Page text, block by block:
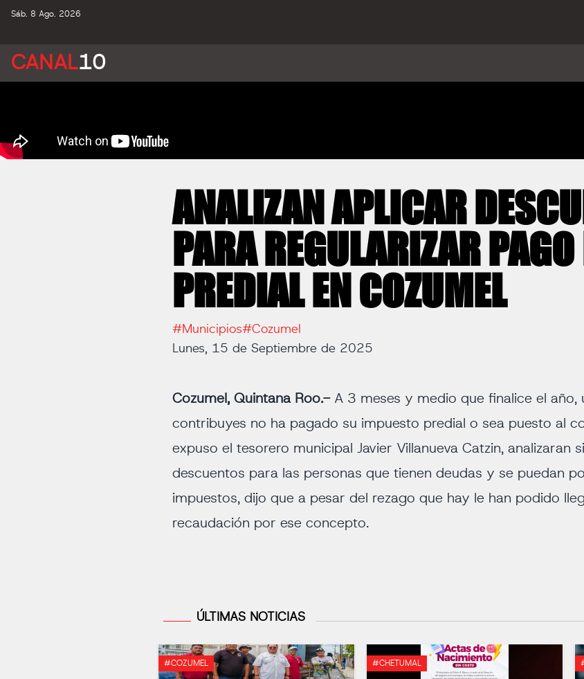
Sáb. 8 Ago. 2026
CANAL10
ANALIZAN APLICAR
PARA REGULARIZAR
PREDIAL EN COZUMEL
#Municipios#Cozumel
Lunes, 15 de Septiembre de 2025
Cozumel, Quintana Roo.- A 3 meses y medio que finalice el
contribuyes no ha pagado su impuesto predial o sea puesto al
expuso el tesorero municipal Javier Villanueva Catzin, analizaran
descuentos para las personas que tienen deudas y se puedan
impuestos, dijo que a pesar del rezago que hay le han podido
recaudación por ese concepto.
ÚLTIMAS NOTICIAS
#COZUMEL #CHETUMAL